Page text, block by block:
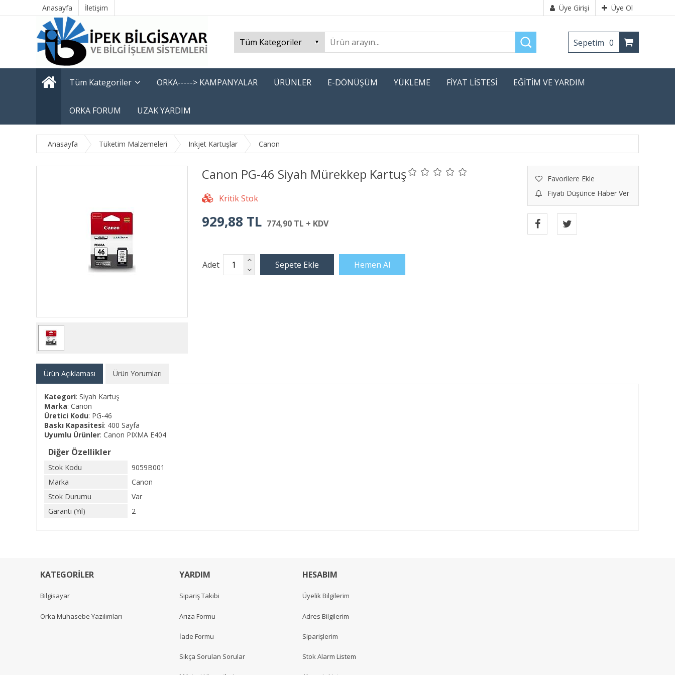
Anasayfa İletişim Üye Girişi Üye Ol
Sepetim 0
Tüm Kategoriler ORKA-----> KAMPANYALAR ÜRÜNLER E-DÖNÜŞÜM YÜKLEME FİYAT LİSTESİ EĞİTİM VE YARDIM
ORKA FORUM UZAK YARDIM
Anasayfa Tüketim Malzemeleri Inkjet Kartuşlar Canon
Canon PG-46 Siyah Mürekkep Kartuş
Favorilere Ekle
Fiyatı Düşünce Haber Ver
929,88 TL 774,90 TL + KDV
Adet
Ürün Açıklaması Ürün Yorumları
Kategori: Siyah Kartuş
Marka: Canon
Üretici Kodu: PG-46
Baskı Kapasitesi: 400 Sayfa
Uyumlu Ürünler: Canon PIXMA E404
Diğer Özellikler
Stok Kodu
9059B001
Marka
Canon
Stok Durumu
Var
Garanti (Yıl)
2
KATEGORİLER
Bilgisayar
Orka Muhasebe Yazılımları
YARDIM
Sipariş Takibi
Arıza Formu
İade Formu
Sıkça Sorulan Sorular
HESABIM
Üyelik Bilgilerim
Adres Bilgilerim
Siparişlerim
Stok Alarm Listem